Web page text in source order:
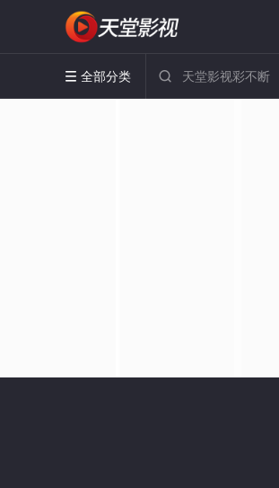
 全部分类 